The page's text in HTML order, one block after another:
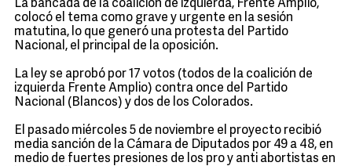
La bancada de la coalición de izquierda, Frente Amplio,
colocó el tema como grave y urgente en la sesión
matutina, lo que generó una protesta del Partido
Nacional, el principal de la oposición.
La ley se aprobó por 17 votos (todos de la coalición de
izquierda Frente Amplio) contra once del Partido
Nacional (Blancos) y dos de los Colorados.
El pasado miércoles 5 de noviembre el proyecto recibió
media sanción de la Cámara de Diputados por 49 a 48, en
medio de fuertes presiones de los pro y anti abortistas en